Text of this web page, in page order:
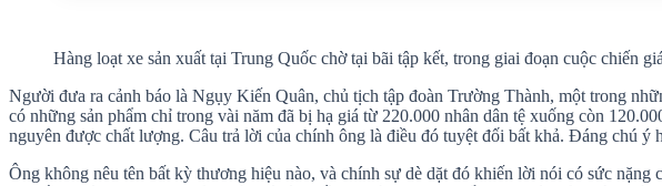
Hàng loạt xe sản xuất tại Trung Quốc chờ tại bãi tập kết, trong giai đoạn cuộc chiến
Người đưa ra cảnh báo là Ngụy Kiến Quân, chủ tịch tập đoàn Trường Thành, một trong
có những sản phẩm chỉ trong vài năm đã bị hạ giá từ 220.000 nhân dân tệ xuống còn
nguyên được chất lượng. Câu trả lời của chính ông là điều đó tuyệt đối bất khả. Đáng chú ý
Ông không nêu tên bất kỳ thương hiệu nào, và chính sự dè dặt đó khiến lời nói có sức